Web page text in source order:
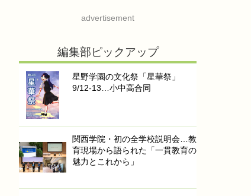
advertisement
編集部ピックアップ
星野学園の文化祭「星華祭」
9/12-13…小中高合同
関西学院・初の全学校説明会…教
育現場から語られた「一貫教育の
魅力とこれから」